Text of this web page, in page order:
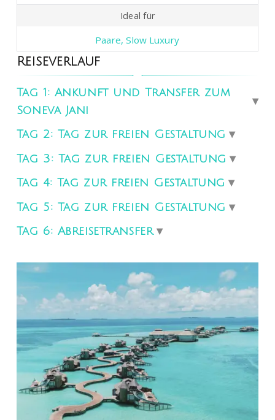
Ideal für
Paare, Slow Luxury
Reiseverlauf
Tag 1: Ankunft und Transfer zum
Soneva Jani
Tag 2: Tag zur freien Gestaltung
Tag 3: Tag zur freien Gestaltung
Tag 4: Tag zur freien Gestaltung
Tag 5: Tag zur freien Gestaltung
Tag 6: Abreisetransfer